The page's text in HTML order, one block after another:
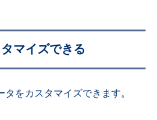
マイズできる
をカスタマイズできます。